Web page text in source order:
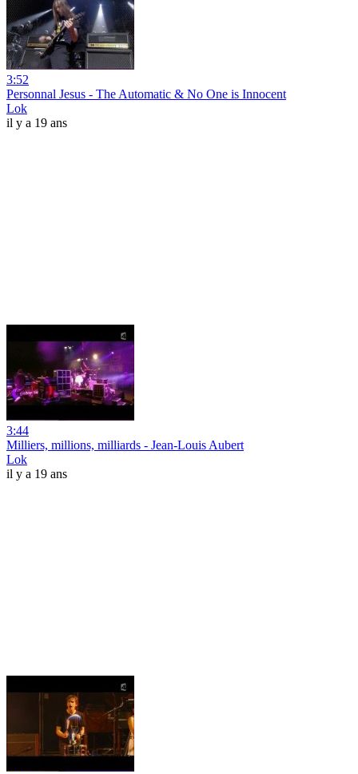
3:52
Personnal Jesus - The Automatic & No One is Innocent
Lok
il y a 19 ans
3:44
Milliers, millions, milliards - Jean-Louis Aubert
Lok
il y a 19 ans